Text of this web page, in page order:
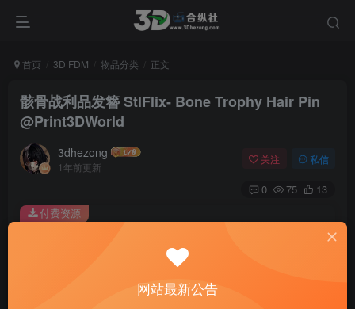
首页 3D FDM 物品分类 正文
骸骨战利品发簪 StlFlix- Bone Trophy Hair Pin
@Print3DWorld
3dhezong
1年前更新
关注 私信
0 75 13
此内容为付费资源，请付费后查看
100积分
付费资源
网站最新公告